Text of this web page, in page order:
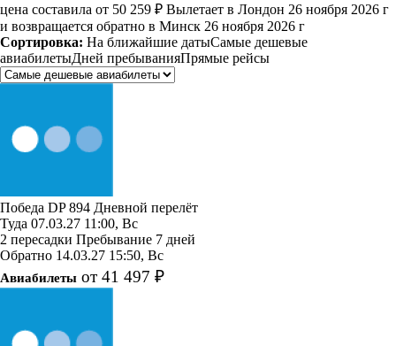
цена составила от 50 259 ₽ Вылетает в Лондон 26 ноября 2026 г
и возвращается обратно в Минск 26 ноября 2026 г
Сортировка: На ближайшие датыСамые дешевые
авиабилетыДней пребыванияПрямые рейсы
Победа DP 894 Дневной перелёт
Туда 07.03.27 11:00, Вс
2 пересадки Пребывание 7 дней
Обратно 14.03.27 15:50, Вс
Авиабилеты от 41 497 ₽